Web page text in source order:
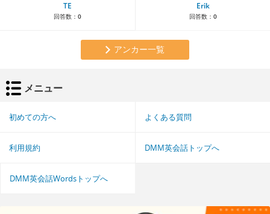
TE
回答数： 0
Erik
回答数： 0
アンカー一覧
メニュー
初めての方へ よくある質問
利用規約 DMM英会話トップへ
DMM英会話Wordsトップへ